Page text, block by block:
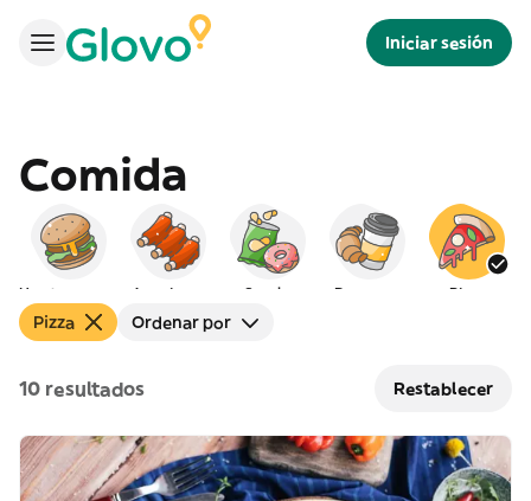
Iniciar sesión
Comida
Americana Snacks Desayuno Pizza
Pizza Ordenar por
10 resultados Restablecer